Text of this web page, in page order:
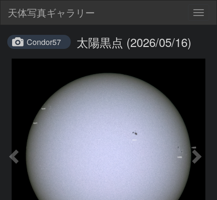
天体写真ギャラリー
Condor57 太陽黒点 (2026/05/16)